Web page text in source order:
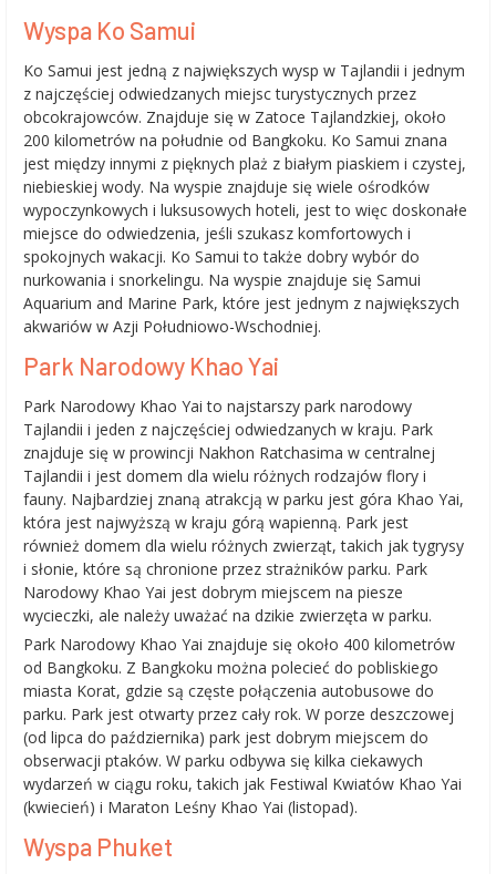
Wyspa Ko Samui
Ko Samui jest jedną z największych wysp w Tajlandii i jednym
z najczęściej odwiedzanych miejsc turystycznych przez
obcokrajowców. Znajduje się w Zatoce Tajlandzkiej, około
200 kilometrów na południe od Bangkoku. Ko Samui znana
jest między innymi z pięknych plaż z białym piaskiem i czystej,
niebieskiej wody. Na wyspie znajduje się wiele ośrodków
wypoczynkowych i luksusowych hoteli, jest to więc doskonałe
miejsce do odwiedzenia, jeśli szukasz komfortowych i
spokojnych wakacji. Ko Samui to także dobry wybór do
nurkowania i snorkelingu. Na wyspie znajduje się Samui
Aquarium and Marine Park, które jest jednym z największych
akwariów w Azji Południowo-Wschodniej.
Park Narodowy Khao Yai
Park Narodowy Khao Yai to najstarszy park narodowy
Tajlandii i jeden z najczęściej odwiedzanych w kraju. Park
znajduje się w prowincji Nakhon Ratchasima w centralnej
Tajlandii i jest domem dla wielu różnych rodzajów flory i
fauny. Najbardziej znaną atrakcją w parku jest góra Khao Yai,
która jest najwyższą w kraju górą wapienną. Park jest
również domem dla wielu różnych zwierząt, takich jak tygrysy
i słonie, które są chronione przez strażników parku. Park
Narodowy Khao Yai jest dobrym miejscem na piesze
wycieczki, ale należy uważać na dzikie zwierzęta w parku.
Park Narodowy Khao Yai znajduje się około 400 kilometrów
od Bangkoku. Z Bangkoku można polecieć do pobliskiego
miasta Korat, gdzie są częste połączenia autobusowe do
parku. Park jest otwarty przez cały rok. W porze deszczowej
(od lipca do października) park jest dobrym miejscem do
obserwacji ptaków. W parku odbywa się kilka ciekawych
wydarzeń w ciągu roku, takich jak Festiwal Kwiatów Khao Yai
(kwiecień) i Maraton Leśny Khao Yai (listopad).
Wyspa Phuket